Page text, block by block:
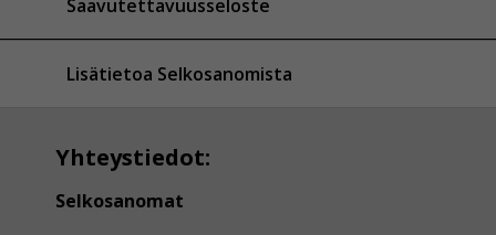
Saavutettavuusseloste
Lisätietoa Selkosanomista
Yhteystiedot:
Selkosanomat